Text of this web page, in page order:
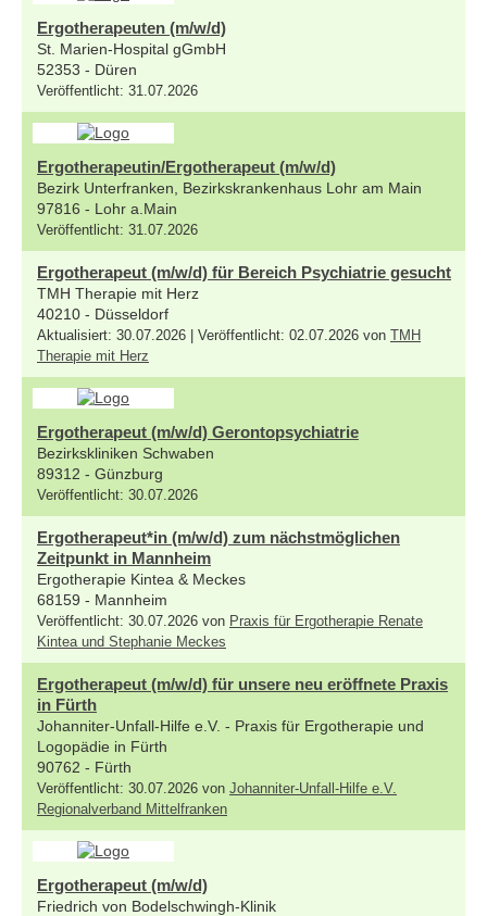
Ergotherapeuten (m/w/d)
St. Marien-Hospital gGmbH
52353 - Düren
Veröffentlicht: 31.07.2026
Ergotherapeutin/Ergotherapeut (m/w/d)
Bezirk Unterfranken, Bezirkskrankenhaus Lohr am Main
97816 - Lohr a.Main
Veröffentlicht: 31.07.2026
Ergotherapeut (m/w/d) für Bereich Psychiatrie gesucht
TMH Therapie mit Herz
40210 - Düsseldorf
Aktualisiert: 30.07.2026 | Veröffentlicht: 02.07.2026 von TMH
Therapie mit Herz
Ergotherapeut (m/w/d) Gerontopsychiatrie
Bezirkskliniken Schwaben
89312 - Günzburg
Veröffentlicht: 30.07.2026
Ergotherapeut*in (m/w/d) zum nächstmöglichen
Zeitpunkt in Mannheim
Ergotherapie Kintea & Meckes
68159 - Mannheim
Veröffentlicht: 30.07.2026 von Praxis für Ergotherapie Renate
Kintea und Stephanie Meckes
Ergotherapeut (m/w/d) für unsere neu eröffnete Praxis
in Fürth
Johanniter-Unfall-Hilfe e.V. - Praxis für Ergotherapie und
Logopädie in Fürth
90762 - Fürth
Veröffentlicht: 30.07.2026 von Johanniter-Unfall-Hilfe e.V.
Regionalverband Mittelfranken
Ergotherapeut (m/w/d)
Friedrich von Bodelschwingh-Klinik